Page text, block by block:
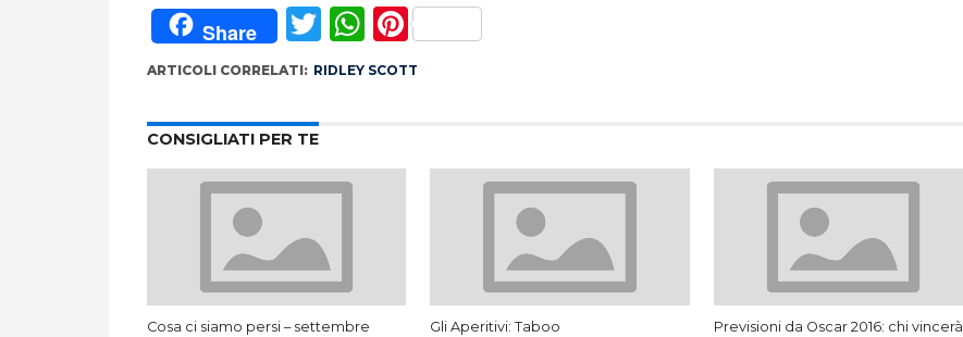
Share Twitter
WhatsApp
Pinterest
ARTICOLI CORRELATI: RIDLEY SCOTT
CONSIGLIATI PER TE
Cosa ci siamo persi – settembre
Gli Aperitivi: Taboo
Previsioni da Oscar 2016: chi vincerà